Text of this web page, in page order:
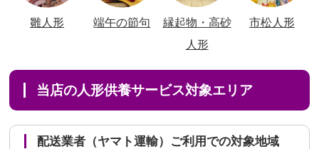
雛人形 端午の節句
縁起物・高砂
人形
市松人形
当店の人形供養サービス対象エリア
配送業者（ヤマト運輸）ご利用での対象地域